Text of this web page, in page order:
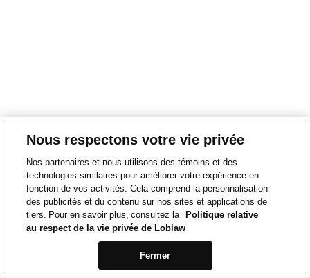
Nous respectons votre vie privée
Nos partenaires et nous utilisons des témoins et des
technologies similaires pour améliorer votre expérience en
fonction de vos activités. Cela comprend la personnalisation
des publicités et du contenu sur nos sites et applications de
tiers. Pour en savoir plus, consultez la
Politique relative
au respect de la vie privée de Loblaw
Fermer